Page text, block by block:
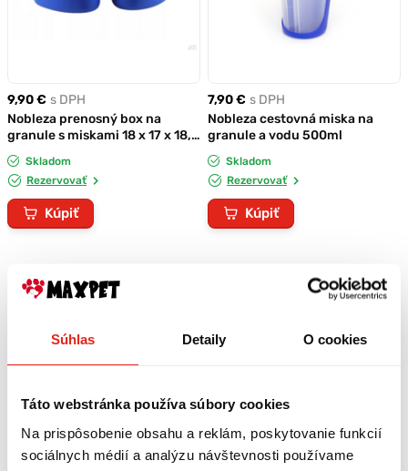
Súhlas Detaily O cookies
Táto webstránka používa súbory cookies
Na prispôsobenie obsahu a reklám, poskytovanie funkcií
sociálnych médií a analýzu návštevnosti používame
9,90 € s DPH
Nobleza prenosný box na
granule s miskami 18 x 17 x 18,5
cm
Skladom
Rezervovať
Kúpiť
7,90 € s DPH
Nobleza cestovná miska na
granule a vodu 500ml
Skladom
Rezervovať
Kúpiť